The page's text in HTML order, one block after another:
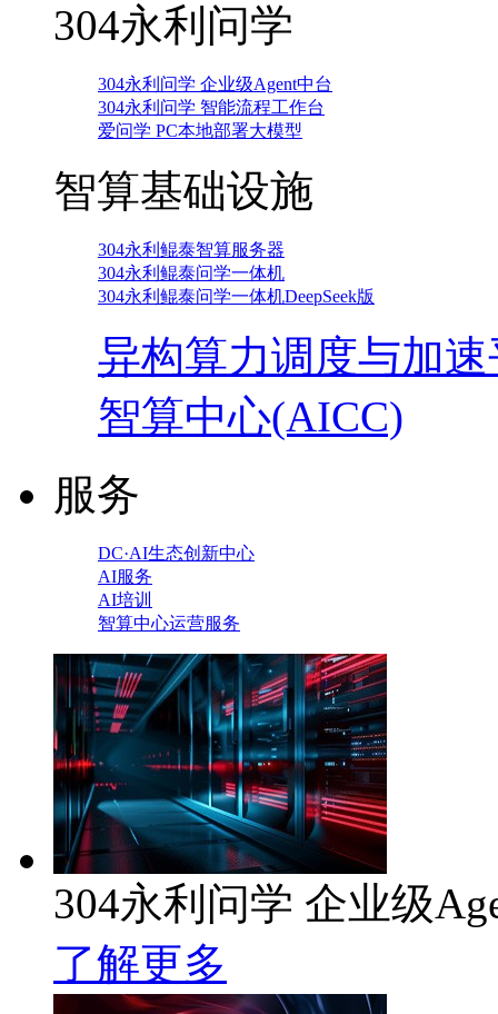
304永利问学
304永利问学 企业级Agent中台
304永利问学 智能流程工作台
爱问学 PC本地部署大模型
智算基础设施
304永利鲲泰智算服务器
304永利鲲泰问学一体机
304永利鲲泰问学一体机DeepSeek版
异构算力调度与加
智算中心(AICC)
服务
DC·AI生态创新中心
AI服务
AI培训
智算中心运营服务
304永利问学 企业级
了解更多